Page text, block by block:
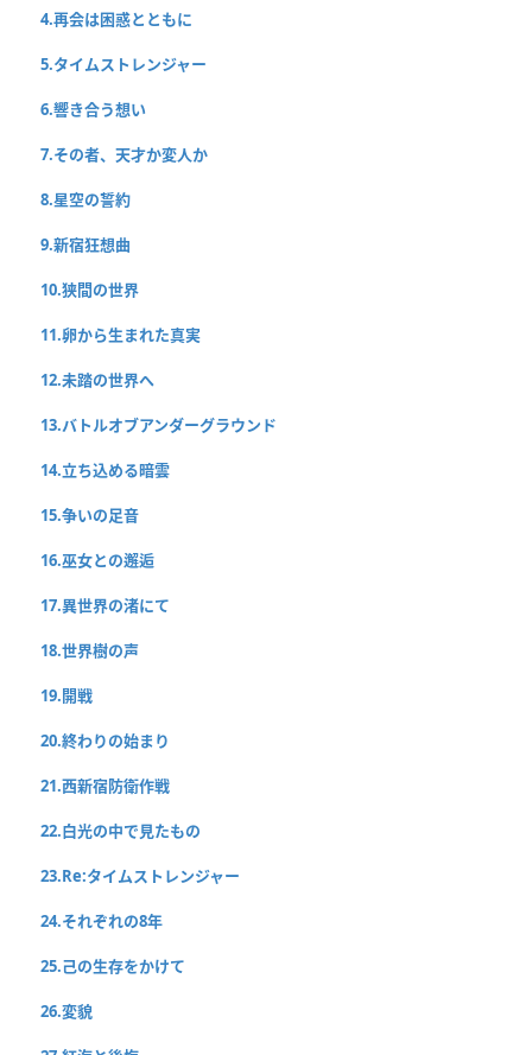
4.再会は困惑とともに
5.タイムストレンジャー
6.響き合う想い
7.その者、天才か変人か
8.星空の誓約
9.新宿狂想曲
10.狭間の世界
11.卵から生まれた真実
12.未踏の世界へ
13.バトルオブアンダーグラウンド
14.立ち込める暗雲
15.争いの足音
16.巫女との邂逅
17.異世界の渚にて
18.世界樹の声
19.開戦
20.終わりの始まり
21.西新宿防衛作戦
22.白光の中で見たもの
23.Re:タイムストレンジャー
24.それぞれの8年
25.己の生存をかけて
26.変貌